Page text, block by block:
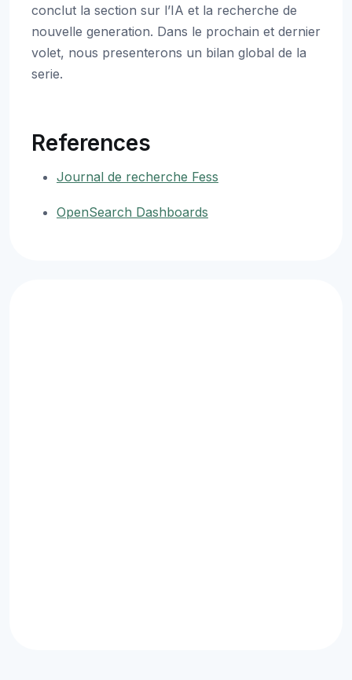
conclut la section sur l’IA et la recherche de
nouvelle generation. Dans le prochain et dernier
volet, nous presenterons un bilan global de la
serie.
References
Journal de recherche Fess
OpenSearch Dashboards